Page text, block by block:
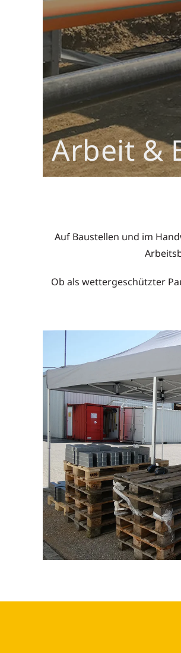
Arbeit &
Auf Baustellen und im
Ob als wettergeschützter